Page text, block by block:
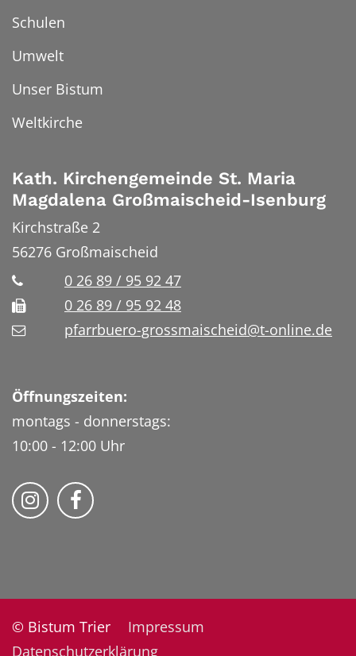
Schulen
Umwelt
Unser Bistum
Weltkirche
Kath. Kirchengemeinde St. Maria
Magdalena Großmaischeid-Isenburg
Kirchstraße 2
56276 Großmaischeid
0 26 89 / 95 92 47
0 26 89 / 95 92 48
pfarrbuero-grossmaischeid@t-online.de
Öffnungszeiten:
montags - donnerstags:
10:00 - 12:00 Uhr
Folge uns auf Instragram
Fogle uns auf Facebook
© Bistum Trier
Impressum
Datenschutzerklärung